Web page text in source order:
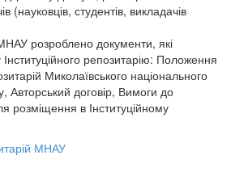
(науковців, студентів, викладачів
розроблено документи, які
репозитарію: Положення
Миколаївського національного
Авторський договір, Вимоги до
розміщення в Інституційному
МНАУ